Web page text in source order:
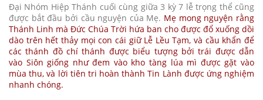
Đại Nhóm Hiệp Thánh cuối cùng giữa 3 kỳ 7 lễ trọng thể cũng
được bắt đầu bởi cầu nguyện của Mẹ. Mẹ mong nguyện rằng
Thánh Linh mà Đức Chúa Trời hứa ban cho được đổ xuống dồi
dào trên hết thảy mọi con cái giữ Lễ Lều Tạm, và cầu khẩn để
các thánh đồ chí thánh được biểu tượng bởi trái được dẫn
vào Siôn giống như đem vào kho tàng lúa mì được gặt vào
mùa thu, và lời tiên tri hoàn thành Tin Lành được ứng nghiệm
nhanh chóng.